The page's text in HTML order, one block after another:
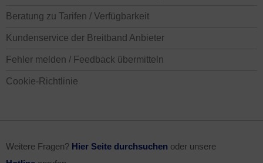
Beratung zu Tarifen / Verfügbarkeit
Kundenservice der Breitband Anbieter
Fehler melden / Feedback übermitteln
Cookie-Richtlinie
Weitere Fragen? Hier Seite durchsuchen oder unsere